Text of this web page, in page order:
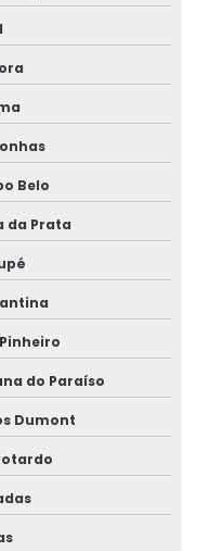
Belo
da Prata
do Paraíso
Dumont